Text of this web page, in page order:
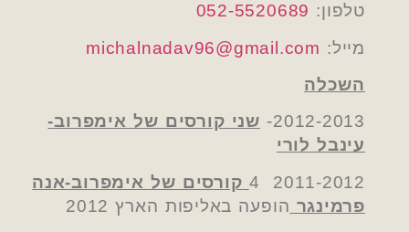
טלפון:052-5520689
מייל:michalnadav96@gmail.com
השכלה
2012-2013-
שני קורסים של אימפרוב-
עינבל לורי
2011-2012
4
קורסים של אימפרוב-אנה
פרמינגרהופעה באליפות הארץ 2012